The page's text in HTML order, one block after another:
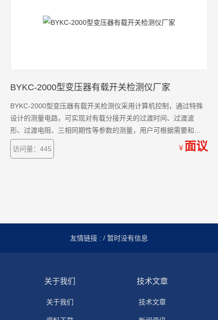
BYKC-2000型变压器有载开关检测仪厂家
BYKC-2000型变压器有载开关检测仪采用计算机控制，通过特殊
设计的测量电路，可实现对有载分接开关的过渡时间、过渡波
形、过渡电阻、三相同期性等参数的测量，用户可根据需要和现
场条件，直接由分接开关引线进行测量，也可由变压器三相套管
及中性点直接接线测量。
访问量：445 ￥ 面议
友情链接 : / 暂时没有信息
关于我们
关于我们
技术文章
技术文章